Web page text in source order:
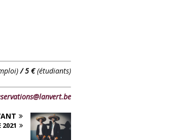
/ 5 €(étudiants)